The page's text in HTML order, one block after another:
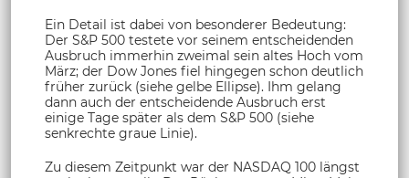
Ein Detail ist dabei von besonderer Bedeutung:
Der S&P 500 testete vor seinem entscheidenden
Ausbruch immerhin zweimal sein altes Hoch vom
März; der Dow Jones fiel hingegen schon deutlich
früher zurück (siehe gelbe Ellipse). Ihm gelang
dann auch der entscheidende Ausbruch erst
einige Tage später als dem S&P 500 (siehe
senkrechte graue Linie).
Zu diesem Zeitpunkt war der NASDAQ 100 längst